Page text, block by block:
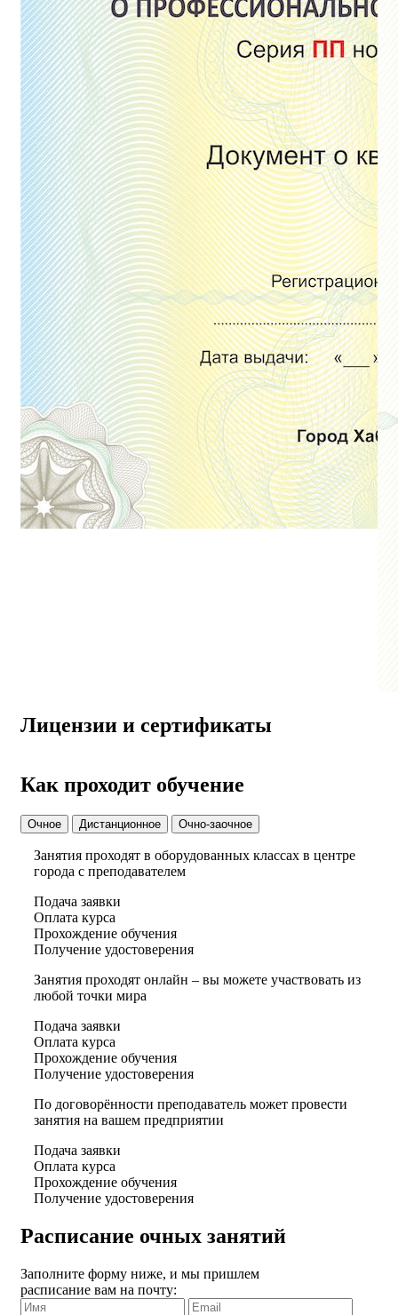
Лицензии и сертификаты
Как проходит обучение
Очное Дистанционное Очно-заочное
Занятия проходят в оборудованных классах в центре
города с преподавателем
Подача заявки
Оплата курса
Прохождение обучения
Получение удостоверения
Занятия проходят онлайн – вы можете участвовать из
любой точки мира
Подача заявки
Оплата курса
Прохождение обучения
Получение удостоверения
По договорённости преподаватель может провести
занятия на вашем предприятии
Подача заявки
Оплата курса
Прохождение обучения
Получение удостоверения
Расписание очных занятий
Заполните форму ниже, и мы пришлем
расписание вам на почту: